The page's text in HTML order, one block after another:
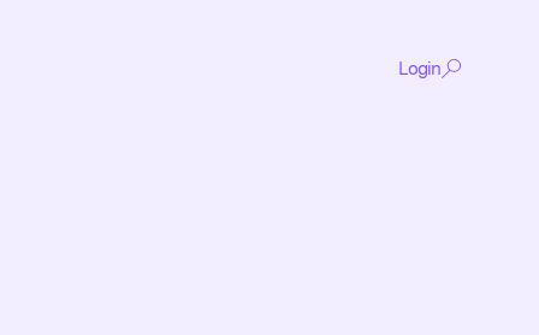
Login